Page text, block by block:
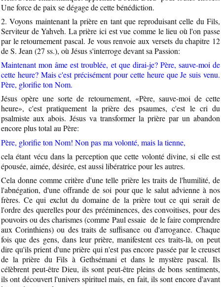
Une force de paix se dégage de cette bénédiction.
2. Voyons maintenant la prière en tant que reproduisant celle du Fils,
Serviteur de Yahveh. La prière ici est vue comme le lieu où l'on passe
par le retournement pascal. Je vous renvoie aux versets du chapitre 12
de S. Jean (27 ss.), où Jésus s'interroge devant sa Passion:
Maintenant mon âme est troublée, et que dirai-je? Père, sauve-moi de
cette heure? Mais c'est précisément pour cette heure que Je suis venu.
Père, glorifie ton Nom.
Jésus opère une sorte de retournement, «Père, sauve-moi de cette
heure», c'est pratiquement la prière des psaumes, c'est le cri du
psalmiste aux abois. Jésus va transformer la prière par un abandon
encore plus total au Père:
Père, glorifie ton Nom! Non pas ma volonté, mais la tienne,
cela étant vécu dans la perception que cette volonté divine, si elle est
épousée, aimée, désirée, est aussi libératrice pour les autres.
Cela donne comme critère d'une telle prière les traits de l'humilité, de
l'abnégation, d'une offrande de soi pour que le salut advienne à nos
frères. Ce qui exclut du domaine de la prière tout ce qui serait de
l'ordre des querelles pour des prééminences, des convoitises, pour des
pouvoirs ou des charismes (comme Paul essaie de le faire comprendre
aux Corinthiens) ou des traits de suffisance ou d'arrogance. Chaque
fois que des gens, dans leur prière, manifestent ces traits-là, on peut
dire qu'ils prient d'une prière qui n'est pas encore passée par le creuset
de la prière du Fils à Gethsémani et dans le mystère pascal. Ils
célèbrent peut-être Dieu, ils sont peut-être pleins de bons sentiments,
ils ont découvert l'univers spirituel mais, en fait, ils sont encore d'avant